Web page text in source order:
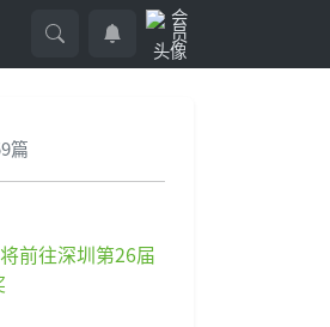
篇
前往深圳第26届